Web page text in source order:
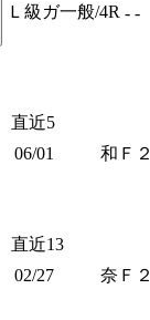
Ｌ級ガ一般/4R - -
直近5
06/01 和Ｆ２
直近13
02/27 奈Ｆ２